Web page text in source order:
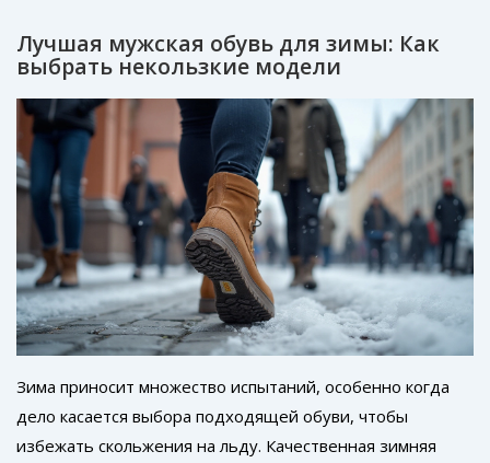
Лучшая мужская обувь для зимы: Как
выбрать некользкие модели
Зима приносит множество испытаний, особенно когда
дело касается выбора подходящей обуви, чтобы
избежать скольжения на льду. Качественная зимняя